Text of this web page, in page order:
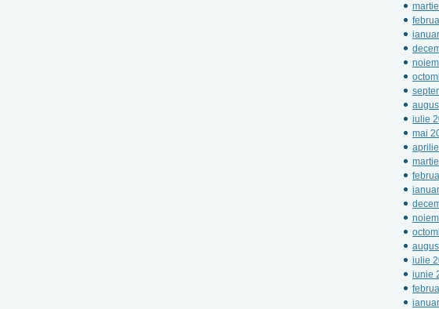
iulie
mai
iulie
iunie